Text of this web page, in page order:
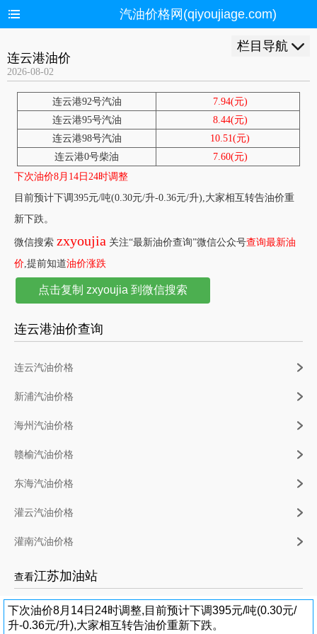
汽油价格网(qiyoujiage.com)
栏目导航
连云港油价
2026-08-02
连云港92号汽油
7.94(元)
连云港95号汽油
8.44(元)
连云港98号汽油
10.51(元)
连云港0号柴油
7.60(元)
下次油价8月14日24时调整
目前预计下调395元/吨(0.30元/升-0.36元/升),大家相互转告油价重
新下跌。
微信搜索 zxyoujia 关注“最新油价查询”微信公众号查询最新油
价,提前知道油价涨跌
点击复制 zxyoujia 到微信搜索
连云港油价查询
连云汽油价格
新浦汽油价格
海州汽油价格
赣榆汽油价格
东海汽油价格
灌云汽油价格
灌南汽油价格
查看江苏加油站
下次油价8月14日24时调整,目前预计下调395元/吨(0.30元/
升-0.36元/升),大家相互转告油价重新下跌。